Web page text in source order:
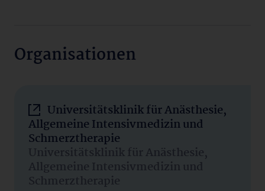
Organisationen
Universitätsklinik für Anästhesie,
Allgemeine Intensivmedizin und
Schmerztherapie
Universitätsklinik für Anästhesie,
Allgemeine Intensivmedizin und
Schmerztherapie